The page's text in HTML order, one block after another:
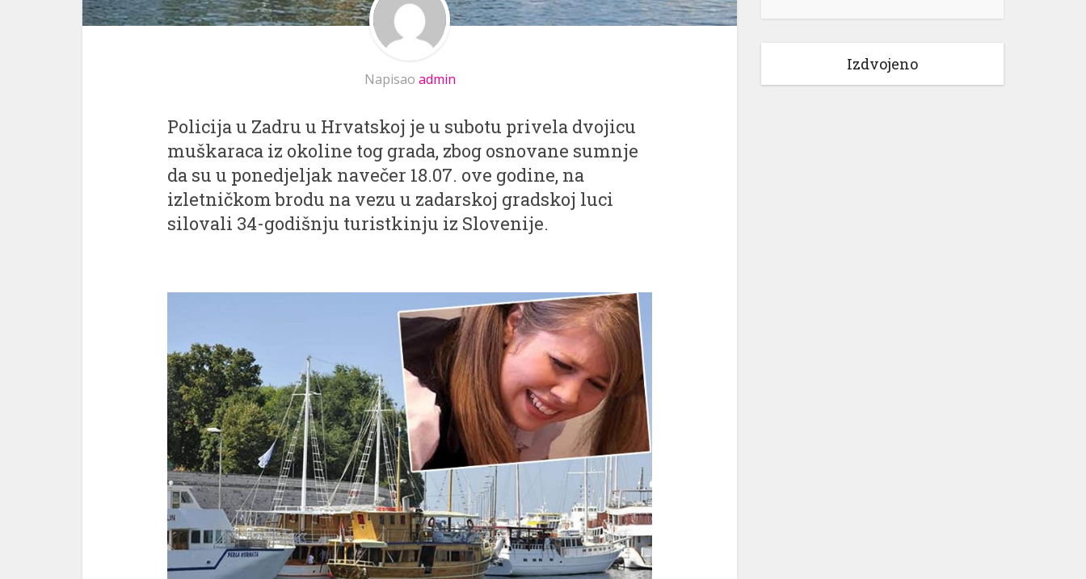
Napisao admin
Policija u Zadru u Hrvatskoj je u subotu privela dvojicu
muškaraca iz okoline tog grada, zbog osnovane sumnje
da su u ponedjeljak navečer 18.07. ove godine, na
izletničkom brodu na vezu u zadarskoj gradskoj luci
silovali 34-godišnju turistkinju iz Slovenije.
Izdvojeno